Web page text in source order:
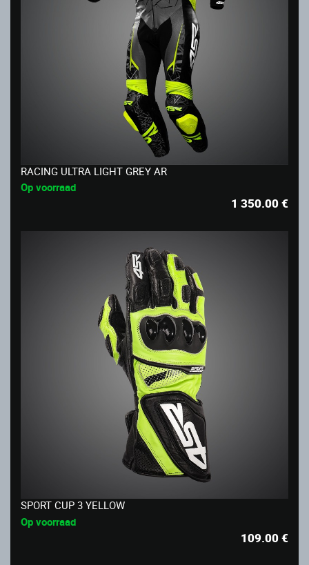
RACING ULTRA LIGHT GREY AR
Op voorraad
1 350.00€
SPORT CUP 3 YELLOW
Op voorraad
109.00€